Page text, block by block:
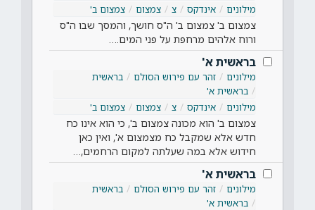
מילונים
אינדקס צ צמצום צמצום ב'
צמצום ב' צמצום ב' ה"ס חושך, והמסך שבו ה"ס
ורוח אלהים מרחפת על פני המים.…
בראשית א'
מילונים זהר עם פירוש הסולם
בראשית
בראשית א'
מילונים
אינדקס צ צמצום צמצום ב'
צמצום ב' הוא מכונה צמצום ב', כי הוא אינו כח
חדש אלא שמקבל כח מצמצום א', ואין כאן
חידוש אלא במה שעלתה למקום הרחמים,…
בראשית א'
מילונים זהר עם פירוש הסולם
בראשית
בראשית א'